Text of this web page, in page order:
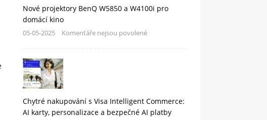
Nové projektory BenQ W5850 a W4100i pro
domácí kino
05-05-2025 Komentáře nejsou povolené
Chytré nakupování s Visa Intelligent Commerce:
AI karty, personalizace a bezpečné AI platby